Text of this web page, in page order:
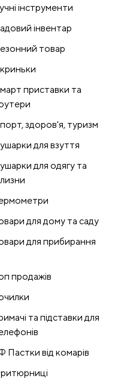
інструменти
інвентар
товар
приставки та
здоров'я, туризм
для взуття
для одягу та
для дому та саду
для прибирання
продажів
та підставки для
Пастки від комарів